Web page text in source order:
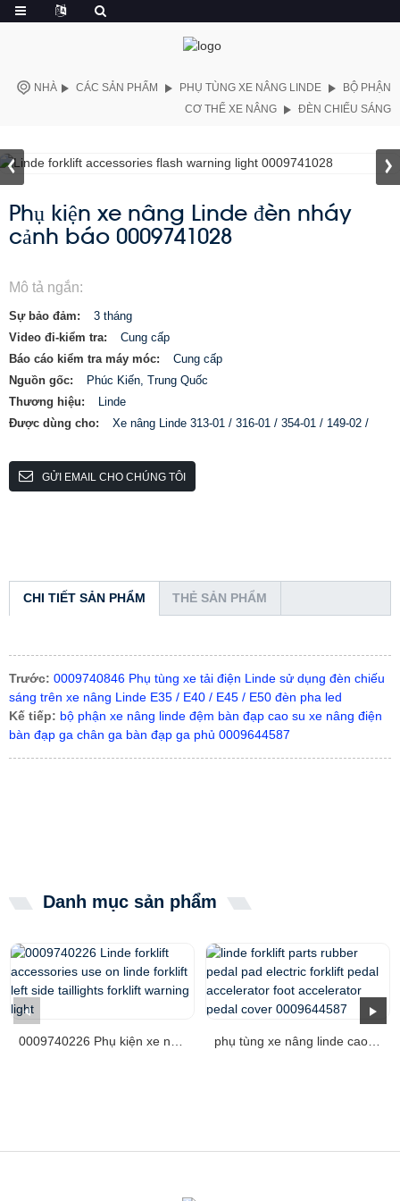
NHÀ CÁC SẢN PHẨM PHỤ TÙNG XE NÂNG LINDE
BỘ PHẬN
CƠ THỂ XE NÂNG
ĐÈN CHIẾU SÁNG
Phụ kiện xe nâng Linde đèn nháy
cảnh báo 0009741028
Mô tả ngắn:
Sự bảo đảm:
3 tháng
Video đi-kiểm tra:
Cung cấp
Báo cáo kiểm tra máy móc:
Cung cấp
Nguồn gốc:
Phúc Kiến, Trung Quốc
Thương hiệu:
Linde
Được dùng cho:
Xe nâng Linde 313-01 / 316-01 / 354-01 / 149-02 /
GỬI EMAIL CHO CHÚNG TÔI
CHI TIẾT SẢN PHẨM THẺ SẢN PHẨM
Trước: 0009740846 Phụ tùng xe tải điện Linde sử dụng đèn chiếu
sáng trên xe nâng Linde E35 / E40 / E45 / E50 đèn pha led
Kế tiếp: bộ phận xe nâng linde đệm bàn đạp cao su xe nâng điện
bàn đạp ga chân ga bàn đạp ga phủ 0009644587
Danh mục sản phẩm